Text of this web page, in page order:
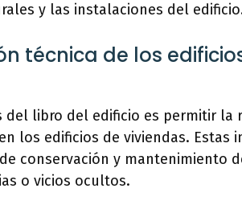
y las instalaciones del
técnica de los
libro del edificio es permitir la
los edificios de viviendas. Estas
conservación y mantenimiento
o vicios ocultos.